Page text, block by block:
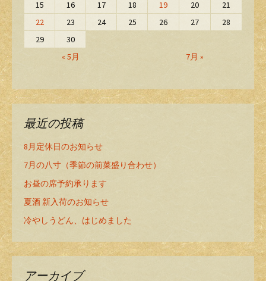
« 5月 7月 »
15
16 17 18 19 20
21
22
23 24 25 26 27
28
29
30
最近の投稿
8月定休日のお知らせ
7月の八寸（季節の前菜盛り合わせ）
お昼の席予約承ります
夏酒 新入荷のお知らせ
冷やしうどん、はじめました
アーカイブ